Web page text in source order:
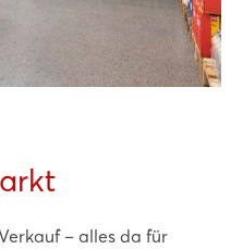
– alles da für